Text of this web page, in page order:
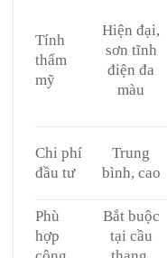
Tính
thẩm
mỹ
Hiện đại,
sơn tĩnh
điện đa
màu
Chi phí
đầu tư
Trung
bình, cao
Phù
hợp
Bắt buộc
tại cầu